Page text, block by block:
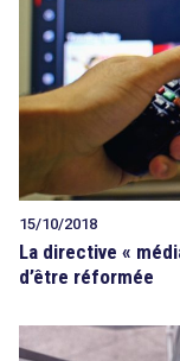
15/10/2018
La directive «
d’être réformée